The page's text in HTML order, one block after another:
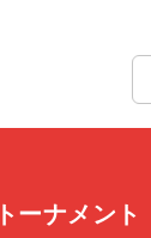
ーナメント